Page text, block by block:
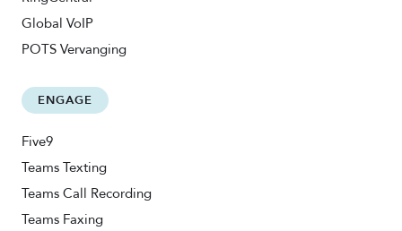
Global VoIP
POTS Vervanging
ENGAGE
Five9
Teams Texting
Teams Call Recording
Teams Faxing